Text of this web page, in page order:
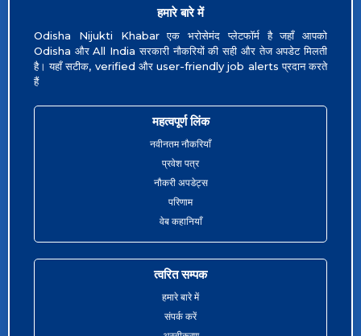
हमारे बारे में
Odisha Nijukti Khabar एक भरोसेमंद प्लेटफॉर्म है जहाँ आपको
Odisha और All India सरकारी नौकरियों की सही और तेज अपडेट मिलती
है। यहाँ सटीक, verified और user-friendly job alerts प्रदान करते
हैं
महत्वपूर्ण लिंक
नवीनतम नौकरियाँ
प्रवेश पत्र
नौकरी अपडेट्स
परिणाम
वेब कहानियाँ
त्वरित सम्पक
हमारे बारे में
संपर्क करें